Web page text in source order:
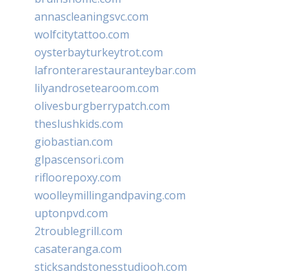
annascleaningsvc.com
wolfcitytattoo.com
oysterbayturkeytrot.com
lafronterarestauranteybar.com
lilyandrosetearoom.com
olivesburgberrypatch.com
theslushkids.com
giobastian.com
glpascensori.com
rifloorepoxy.com
woolleymillingandpaving.com
uptonpvd.com
2troublegrill.com
casateranga.com
sticksandstonesstudiooh.com